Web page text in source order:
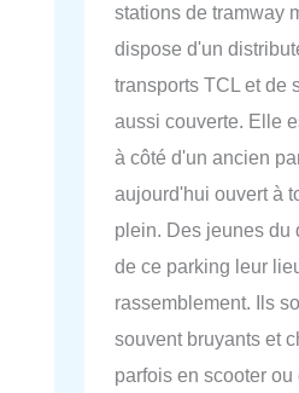
stations de tramway
dispose d'un
transports TCL et de
aussi couverte. Elle
à côté d'un ancien
aujourd'hui ouvert à
plein. Des jeunes du
de ce parking leur
rassemblement. Ils
souvent bruyants et
parfois en scooter